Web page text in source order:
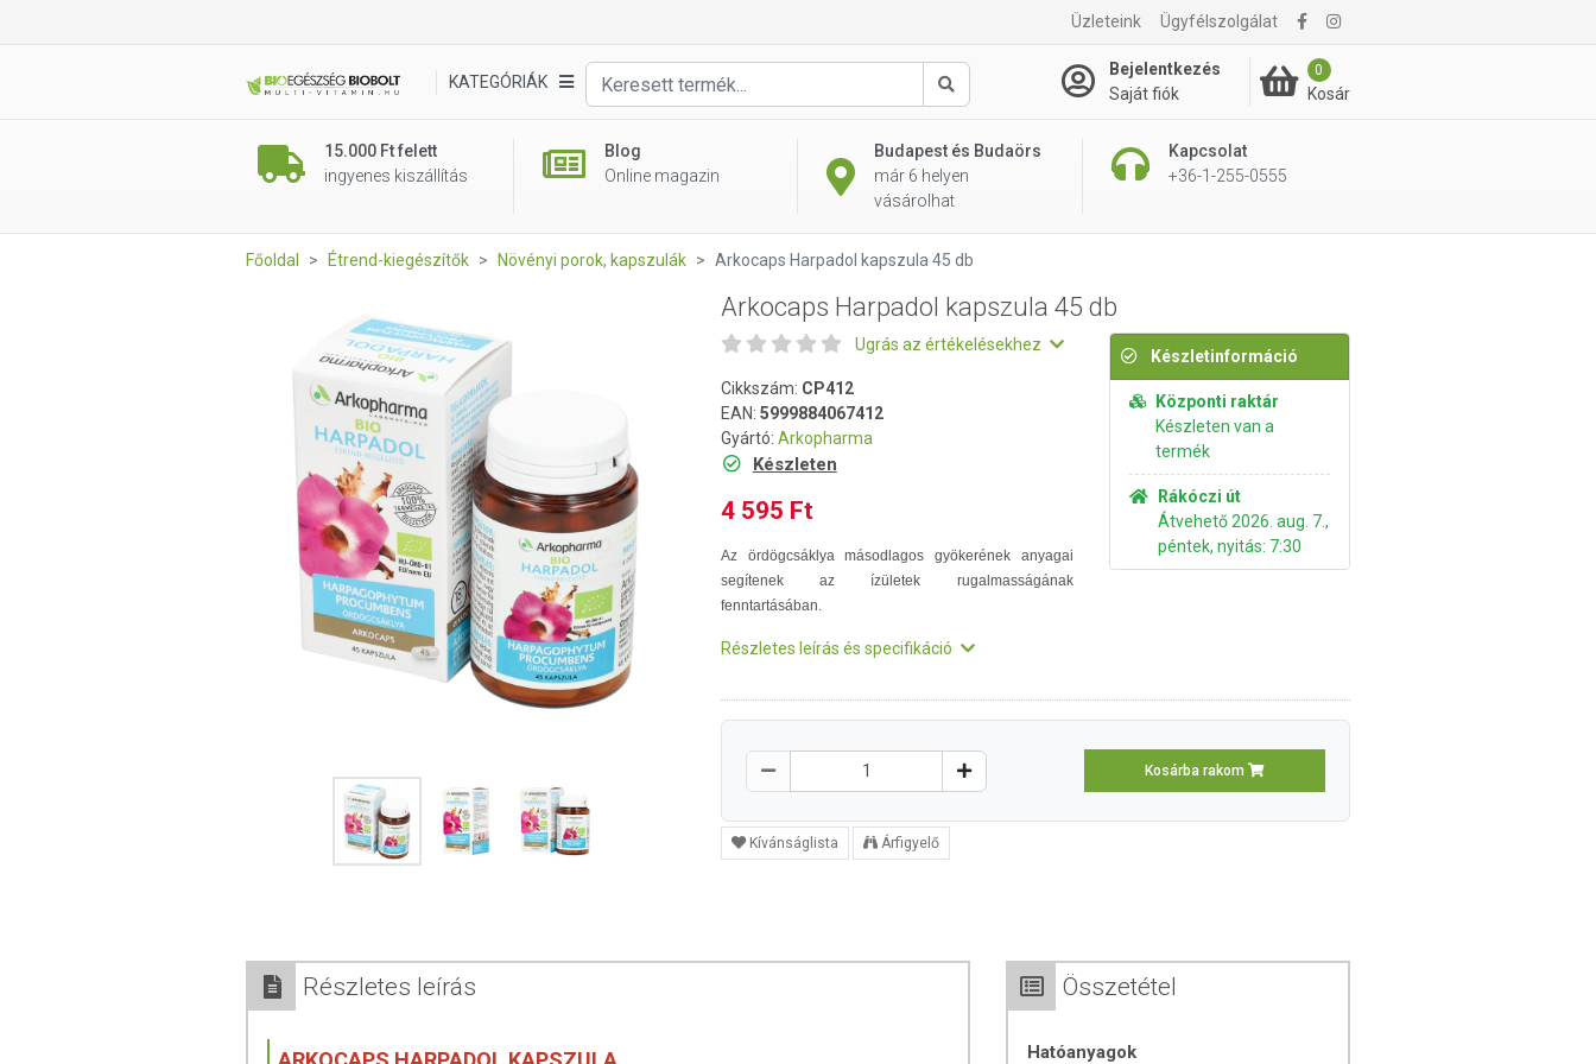
Üzleteink Ügyfélszolgálat
KATEGÓRIÁK
Keresés
Bejelentkezés
Saját fiók
0
Kosár
15.000 Ft felett
ingyenes kiszállítás
Blog
Online magazin
Budapest és Budaörs
már 6 helyen
vásárolhat
Kapcsolat
+36-1-255-0555
4 595 Ft Kosárba rakom
Főoldal Étrend-kiegészítők Növényi porok, kapszulák Arkocaps Harpadol kapszula 45 db
Arkocaps Harpadol kapszula 45 db
Ugrás az értékelésekhez
Cikkszám: CP412
EAN: 5999884067412
Gyártó: Arkopharma
Készleten
4 595 Ft
Az ördögcsáklya másodlagos gyökerének anyagai
segítenek az ízületek rugalmasságának
fenntartásában.
Részletes leírás és specifikáció
Készletinformáció
Központi raktár
Készleten van a
termék
Rákóczi út
Átvehető 2026. aug. 7.,
péntek, nyitás: 7:30
Kosárba rakom
Kívánságlista Árfigyelő
Részletes leírás Összetétel
Hatóanyagok